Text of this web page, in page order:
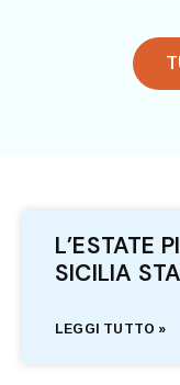
L’ESTATE
SICILIA
LEGGI TUTTO »